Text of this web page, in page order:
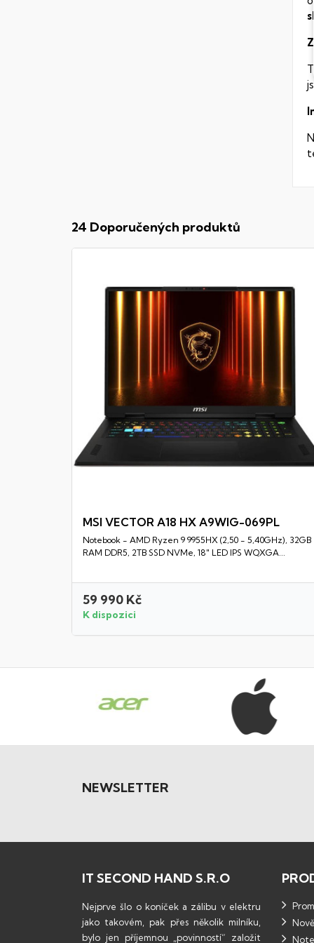
24 Doporučených produktů
Rychlý náhled
MSI VECTOR A18 HX A9WIG-069PL
Notebook - AMD Ryzen 9 9955HX (2,50 - 5,40GHz), 32GB
RAM DDR5, 2TB SSD NVMe, 18" LED IPS WQXGA...
59 990 Kč
K dispozici
NEWSLETTER
IT SECOND HAND S.R.O
Nejprve šlo o koníček a zálibu v elektru
jako takovém, pak přes několik milníku,
bylo jen příjemnou „povinností“ založit